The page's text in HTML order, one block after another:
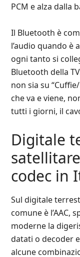
PCM e alza dalla
Il Bluetooth è
l’audio quando è
ogni tanto si
Bluetooth della
non sia su
che va e viene,
tutti i giorni, il
Digitale
codec in
Sul digitale
comune è l’AAC,
moderne la
datati o decoder
alcune